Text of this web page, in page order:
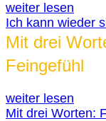
weiter lesen
Ich kann wieder
Mit drei
Feingefühl
weiter lesen
Mit drei Worten: